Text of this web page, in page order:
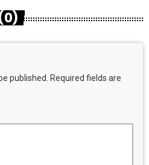
published. Required fields are